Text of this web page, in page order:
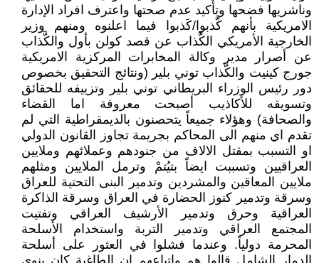
وناشريها فضحها وتأكيد عدم صحتها واعترف افراد الإدارة
الامريكية بأنهم كَّذبوا/كَذبوا فيما اعلنوه ومنهم وزير
الخارجية الأمريكي الكَّذاب عن قصد كولن بأول والكَّذاب
عن أصرار مدير وكالة المخابرات المركزية الامريكية
جورج كينيت والكَّذاب توني بلير (ونتائج التحقيق بخصوص
دور رئيس الوزراء البريطاني توني بلير وتزييفه للحقائق
وتسويقه للأكاذيب أصبحت معروفة اما القضاء
والصحافة) وهؤلاء جميعاً يتحصنون بالديمقراطية التي لم
تقدم اي منهم الى المحاكم بجريمة تجاوز القانون الدولي
او التسبب بمقتل الالاف من جنودهم وعملائهم وملايين
العراقيين وتسببت ايضاً بتيُتمْ وترمل الملايين ومثلهم
ملايين المعاقين والمشردين وتدمير البنى التحتية للعراق
وسرقة وتدمير كنوز الحضارة في العراق وسرقة الذاكرة
العراقية وحرق وتدمير الأرشيف العراقي وتفتيت
المجتمع العراقي وتدمير التربة واستخدام الأسلحة
المحرمة دولياً. وعندما فشلوا في العثور على أسلحة